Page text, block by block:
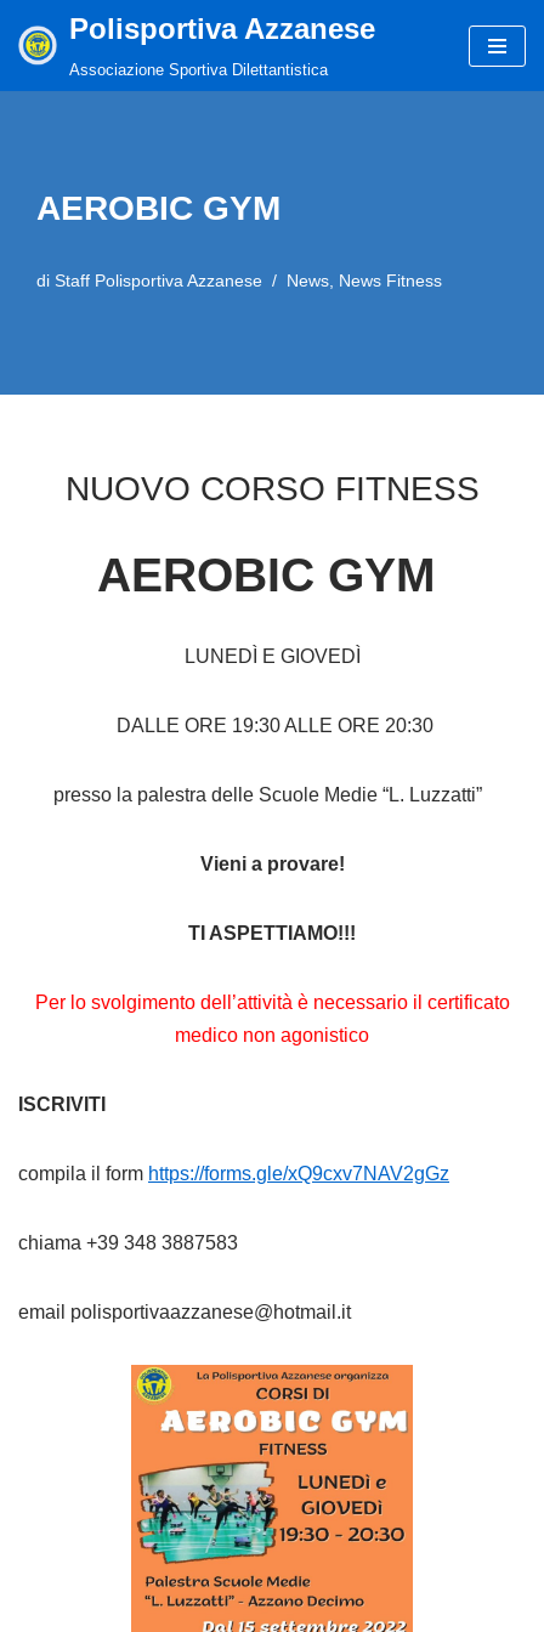
Vai
Polisportiva Azzanese
Associazione Sportiva Dilettantistica
AEROBIC GYM
di Staff Polisportiva Azzanese News News Fitness
NUOVO CORSO FITNESS
AEROBIC GYM
LUNEDÌ E GIOVEDÌ
DALLE ORE 19:30 ALLE ORE 20:30
presso la palestra delle Scuole Medie “L. Luzzatti”
Vieni a provare!
TI ASPETTIAMO!!!
Per lo svolgimento dell’attività è necessario il certificato
medico non agonistico
ISCRIVITI
compila il form https://forms.gle/xQ9cxv7NAV2gGz
chiama +39 348 3887583
email polisportivaazzanese@hotmail.it